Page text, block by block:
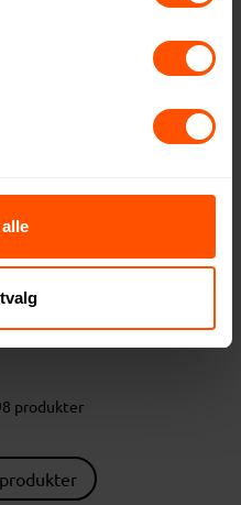
Madison 20 ml SPF30
Solkrem
produkter